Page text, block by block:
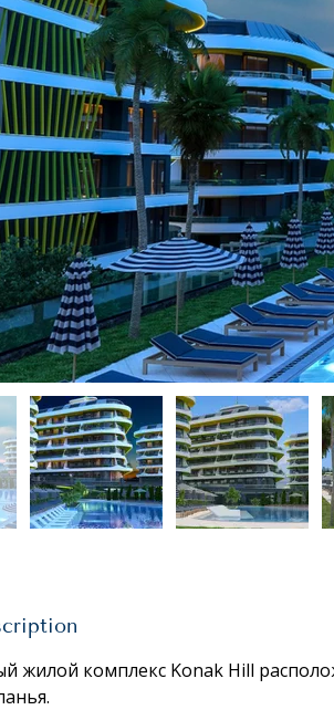
жилой комплекс Konak Hill